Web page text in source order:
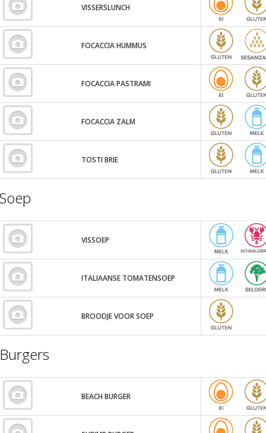
VISSERSLUNCH
FOCACCIA HUMMUS
FOCACCIA PASTRAMI
FOCACCIA ZALM
TOSTI BRIE
Soep
VISSOEP
ITALIAANSE TOMATENSOEP
BROODJE VOOR SOEP
Burgers
BEACH BURGER